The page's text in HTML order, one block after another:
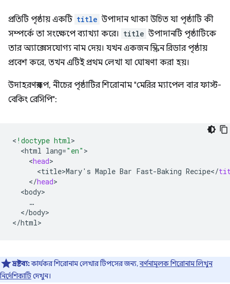
প্রতিটি পৃষ্ঠায় একটি title উপাদান থাকা উচিত যা পৃষ্ঠাটি কী
সম্পর্কে তা সংক্ষেপে ব্যাখ্যা করে। title উপাদানটি পৃষ্ঠাটিকে
তার অ্যাক্সেসযোগ্য নাম দেয়। যখন একজন স্ক্রিন রিডার পৃষ্ঠায়
প্রবেশ করে, তখন এটিই প্রথম লেখা যা ঘোষণা করা হয়।
উদাহরণস্বরূপ, নীচের পৃষ্ঠাটির শিরোনাম "মেরির ম্যাপেল বার ফাস্ট-
বেকিং রেসিপি":
< !doctype html
<html lang="en"
<head
<title>Mary' s Maple Bar Fast-Baking Recipe</
</head
<body
</body>
</html
দ্রষ্টব্য:কার্যকর শিরোনাম লেখার টিপসের জন্য,বর্ণনামূলক শিরোনাম লিখুন
নির্দেশিকাটিদেখুন।